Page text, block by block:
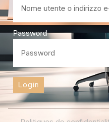
Password
Login